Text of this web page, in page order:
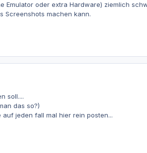
Emulator oder extra Hardware) ziemlich
Screenshots machen kann.
soll....
das so?)
jeden fall mal hier rein posten...